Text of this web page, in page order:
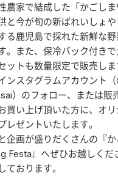
農家で結成した「かごし
と今が旬の新ばれいしょ
る鹿児島で採れた新鮮な
。また、保冷バック付き
ットも数量限定で販売しま
ンスタグラムアカウント
）のフォロー、または販
買い上げ頂いた方に、オ
レゼントいたします。
企画が盛りだくさんの『
Festa』へぜひお越しくだ
ております。